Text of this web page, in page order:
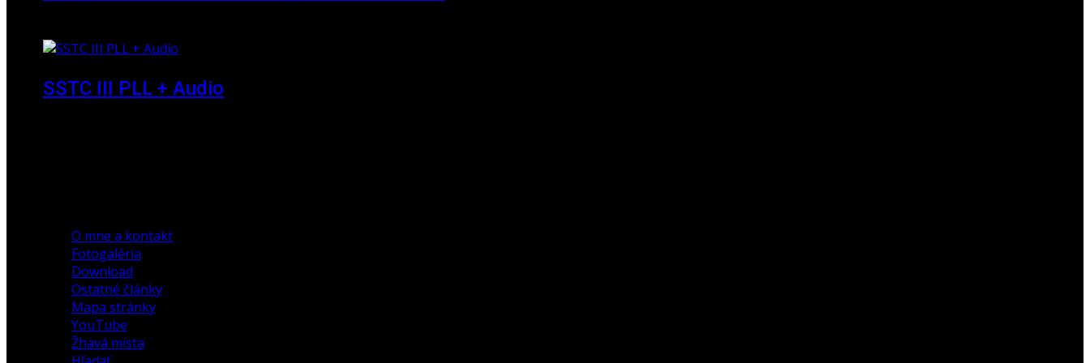
SSTC III PLL + Audio
O mne a kontakt
Fotogaléria
Download
Ostatné články
Mapa stránky
YouTube
Žhavá místa